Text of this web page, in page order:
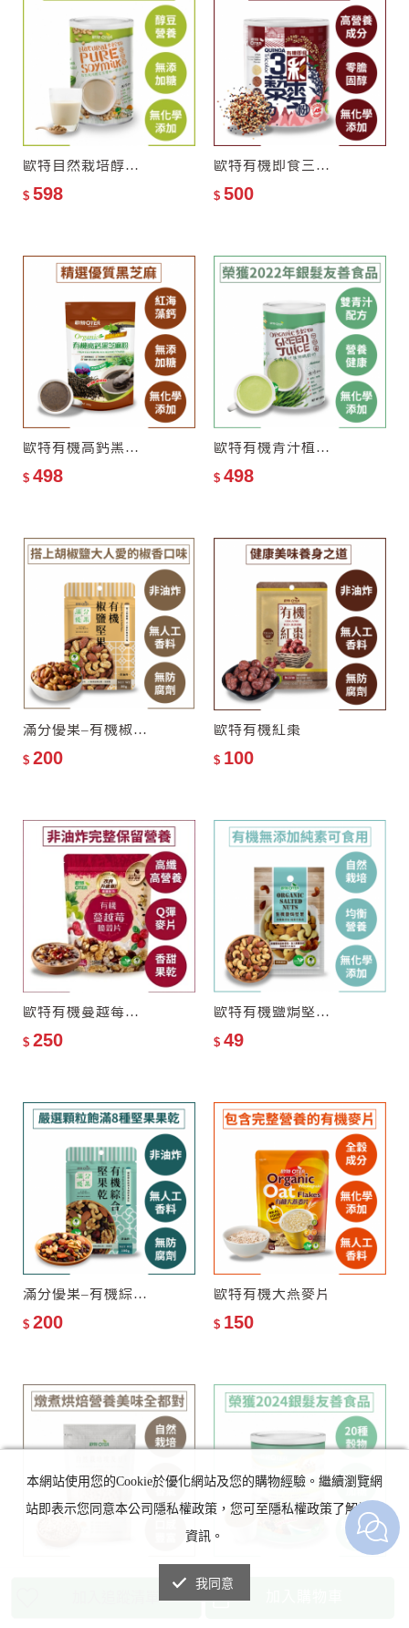
加入追蹤清單
歐特自然栽培醇豆豆漿粉–零添加糖
$ 598
歐特有機即食三彩藜麥粉
$ 500
歐特有機高鈣黑芝麻粉
$ 498
歐特有機青汁植物纖穀奶
$ 498
滿分優果–有機椒鹽堅果
$ 200
歐特有機紅棗
$ 100
歐特有機蔓越莓脆穀片
$ 250
歐特有機鹽焗堅果(隨手包)
$ 49
滿分優果–有機綜合堅果乾
$ 200
歐特有機大燕麥片
$ 150
500
本網站使用您的Cookie於優化網站及您的購物經驗。繼續瀏覽網
站即表示您同意本公司隱私權政策，您可至隱私權政策了解詳細
資訊。
我同意